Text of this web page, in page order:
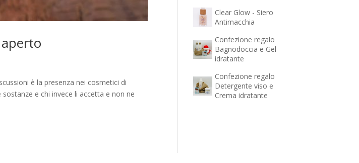
è la presenza nei cosmetici di
e chi invece li accetta e non ne
Clear Glow - Siero
Antimacchia
Confezione regalo
Bagnodoccia e Gel
idratante
Confezione regalo
Detergente viso e
Crema idratante